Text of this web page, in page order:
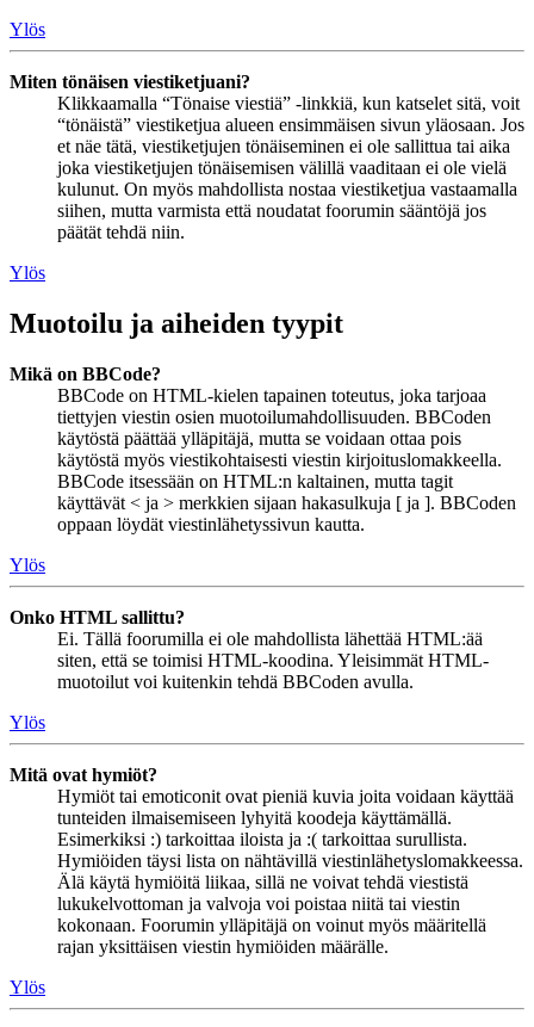
Ylös
Miten tönäisen viestiketjuani?
Klikkaamalla “Tönaise viestiä” -linkkiä, kun katselet sitä, voit
“tönäistä” viestiketjua alueen ensimmäisen sivun yläosaan. Jos
et näe tätä, viestiketjujen tönäiseminen ei ole sallittua tai aika
joka viestiketjujen tönäisemisen välillä vaaditaan ei ole vielä
kulunut. On myös mahdollista nostaa viestiketjua vastaamalla
siihen, mutta varmista että noudatat foorumin sääntöjä jos
päätät tehdä niin.
Ylös
Muotoilu ja aiheiden tyypit
Mikä on BBCode?
BBCode on HTML-kielen tapainen toteutus, joka tarjoaa
tiettyjen viestin osien muotoilumahdollisuuden. BBCoden
käytöstä päättää ylläpitäjä, mutta se voidaan ottaa pois
käytöstä myös viestikohtaisesti viestin kirjoituslomakkeella.
BBCode itsessään on HTML:n kaltainen, mutta tagit
käyttävät < ja > merkkien sijaan hakasulkuja [ ja ]. BBCoden
oppaan löydät viestinlähetyssivun kautta.
Ylös
Onko HTML sallittu?
Ei. Tällä foorumilla ei ole mahdollista lähettää HTML:ää
siten, että se toimisi HTML-koodina. Yleisimmät HTML-
muotoilut voi kuitenkin tehdä BBCoden avulla.
Ylös
Mitä ovat hymiöt?
Hymiöt tai emoticonit ovat pieniä kuvia joita voidaan käyttää
tunteiden ilmaisemiseen lyhyitä koodeja käyttämällä.
Esimerkiksi :) tarkoittaa iloista ja :( tarkoittaa surullista.
Hymiöiden täysi lista on nähtävillä viestinlähetyslomakkeessa.
Älä käytä hymiöitä liikaa, sillä ne voivat tehdä viestistä
lukukelvottoman ja valvoja voi poistaa niitä tai viestin
kokonaan. Foorumin ylläpitäjä on voinut myös määritellä
rajan yksittäisen viestin hymiöiden määrälle.
Ylös